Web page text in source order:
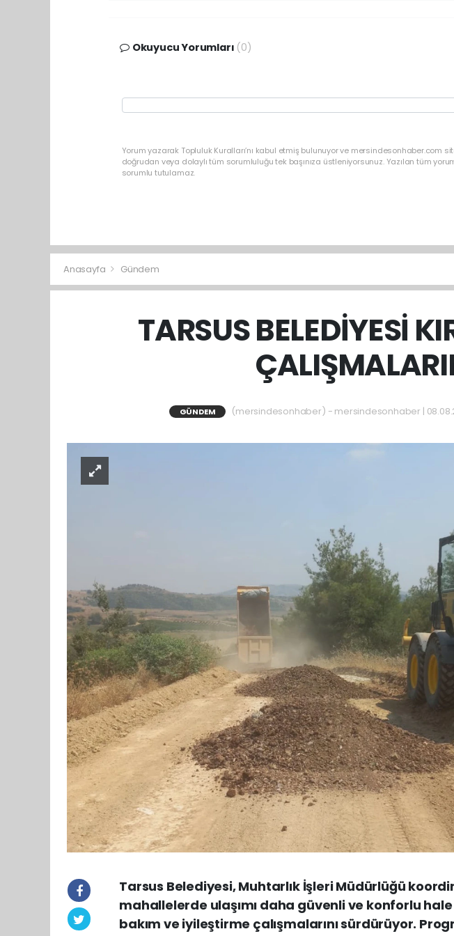
Okuyucu Yorumları (0)
Yorum yazarak Topluluk Kuralları’nı kabul etmiş bulunuyor ve mersindesonhaber.com
doğrudan veya dolaylı tüm sorumluluğu tek başınıza üstleniyorsunuz. Yazılan tüm
sorumlu tutulamaz.
Anasayfa Gündem
TARSUS BELEDİYESİ
GÜNDEM (mersindesonhaber) - mersindesonhaber |
Tarsus Belediyesi, Muhtarlık İşleri Müdürlüğü
mahallelerde ulaşımı daha güvenli ve konforlu
bakım ve iyileştirme çalışmalarını sürdürüyor.